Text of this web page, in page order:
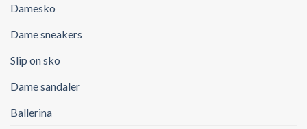
Damesko
Dame sneakers
Slip on sko
Dame sandaler
Ballerina